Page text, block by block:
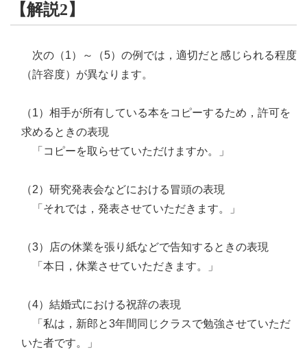
【解説2】
次の（1）～（5）の例では，適切だと感じられる程度
（許容度）が異なります。
（1）相手が所有している本をコピーするため，許可を
求めるときの表現
「コピーを取らせていただけますか。」
（2）研究発表会などにおける冒頭の表現
「それでは，発表させていただきます。」
（3）店の休業を張り紙などで告知するときの表現
「本日，休業させていただきます。」
（4）結婚式における祝辞の表現
「私は，新郎と3年間同じクラスで勉強させていただ
いた者です。」